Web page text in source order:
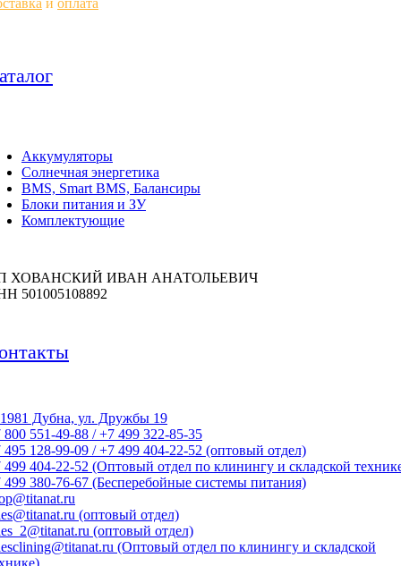
и оплата
Аккумуляторы
Солнечная энергетика
BMS, Smart BMS, Балансиры
Блоки питания и ЗУ
Комплектующие
ХОВАНСКИЙ ИВАН АНАТОЛЬЕВИЧ
501005108892
Дубна, ул. Дружбы 19
800 551-49-88 / +7 499 322-85-35
495 128-99-09 / +7 499 404-22-52 (оптовый отдел)
499 404-22-52 (Оптовый отдел по клинингу и складской
499 380-76-67 (Бесперебойные системы питания)
(оптовый отдел)
(оптовый отдел)
(Оптовый отдел по клинингу и складской